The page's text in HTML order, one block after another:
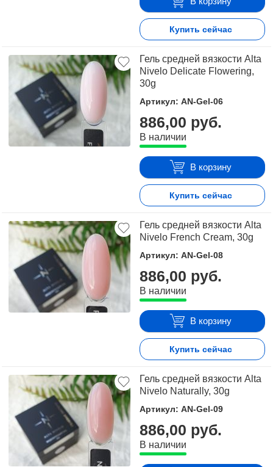
Купить сейчас
Гель средней вязкости Alta
Nivelo Delicate Flowering,
30g
Артикул: AN-Gel-06
886,00 руб.
В наличии
В корзину
Купить сейчас
Гель средней вязкости Alta
Nivelo French Cream, 30g
Артикул: AN-Gel-08
886,00 руб.
В наличии
В корзину
Купить сейчас
Гель средней вязкости Alta
Nivelo Naturally, 30g
Артикул: AN-Gel-09
886,00 руб.
В наличии